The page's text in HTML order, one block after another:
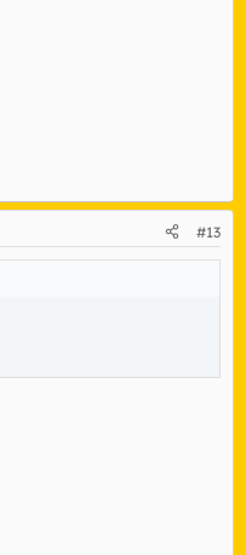
#13